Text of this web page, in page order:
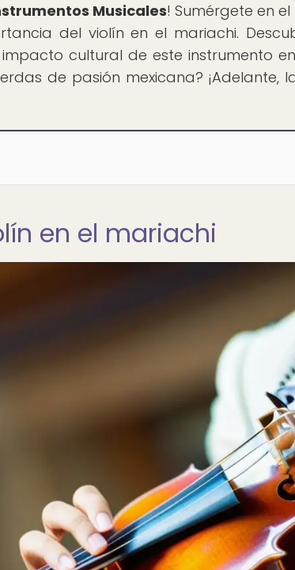
Musicales! Sumérgete en
del violín en el mariachi.
cultural de este instrumento
de pasión mexicana? ¡Adelante,
en el mariachi